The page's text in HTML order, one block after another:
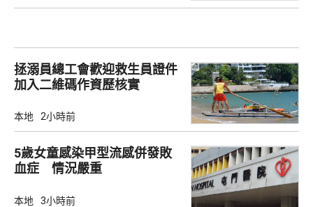
拯溺員總工會歡迎救生員證件
加入二維碼作資歷核實
本地 2小時前
5歲女童感染甲型流感併發敗
血症 情況嚴重
本地 3小時前